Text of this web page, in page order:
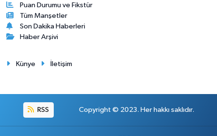
Puan Durumu ve Fikstür
Tüm Manşetler
Son Dakika Haberleri
Haber Arşivi
Künye İletişim
RSS Copyright © 2023. Her hakkı saklıdır.